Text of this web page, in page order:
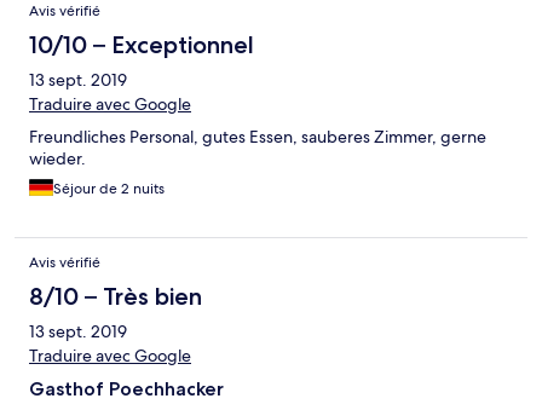
Avis vérifié
10/10 – Exceptionnel
13 sept. 2019
Traduire avec Google
Freundliches Personal, gutes Essen, sauberes Zimmer, gerne
wieder.
Séjour de 2 nuits
Avis vérifié
8/10 – Très bien
13 sept. 2019
Traduire avec Google
Gasthof Poechhacker